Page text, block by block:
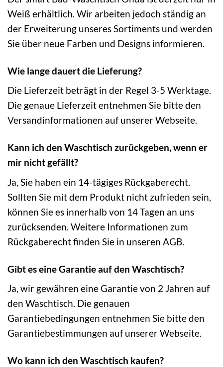
Weiß erhältlich. Wir arbeiten jedoch ständig an
der Erweiterung unseres Sortiments und werden
Sie über neue Farben und Designs informieren.
Wie lange dauert die Lieferung?
Die Lieferzeit beträgt in der Regel 3-5 Werktage.
Die genaue Lieferzeit entnehmen Sie bitte den
Versandinformationen auf unserer Webseite.
Kann ich den Waschtisch zurückgeben, wenn er
mir nicht gefällt?
Ja, Sie haben ein 14-tägiges Rückgaberecht.
Sollten Sie mit dem Produkt nicht zufrieden sein,
können Sie es innerhalb von 14 Tagen an uns
zurücksenden. Weitere Informationen zum
Rückgaberecht finden Sie in unseren AGB.
Gibt es eine Garantie auf den Waschtisch?
Ja, wir gewähren eine Garantie von 2 Jahren auf
den Waschtisch. Die genauen
Garantiebedingungen entnehmen Sie bitte den
Garantiebestimmungen auf unserer Webseite.
Wo kann ich den Waschtisch kaufen?